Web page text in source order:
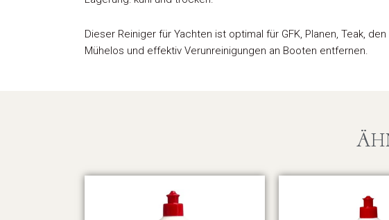
Dieser Reiniger für Yachten ist optimal für GFK, Planen, Teak,
Mühelos und effektiv Verunreinigungen an Booten entfernen.